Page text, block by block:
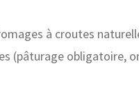
à croutes
(pâturage obligatoire,